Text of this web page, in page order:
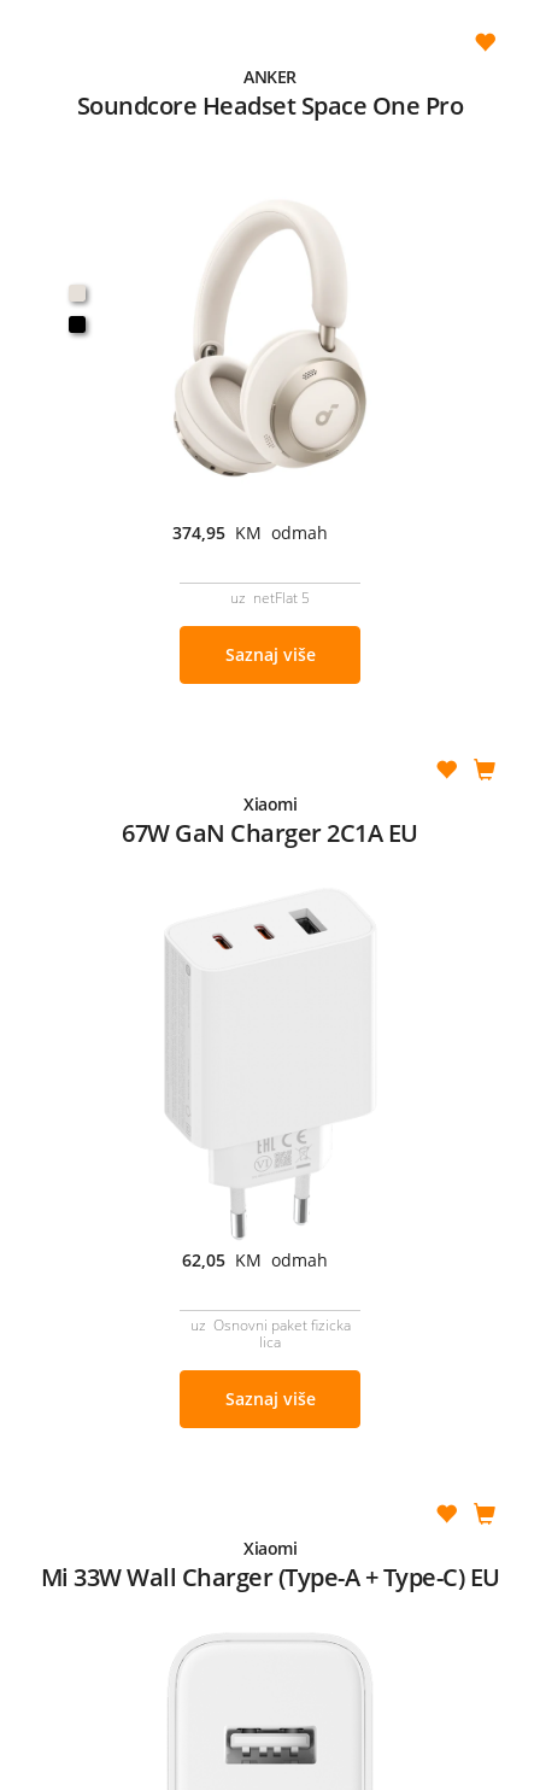
ANKER
Soundcore Headset Space One Pro
374,95 KM odmah
uz netFlat 5
Saznaj više
Xiaomi
67W GaN Charger 2C1A EU
62,05 KM odmah
uz Osnovni paket fizicka
lica
Saznaj više
Xiaomi
Mi 33W Wall Charger (Type-A + Type-C) EU